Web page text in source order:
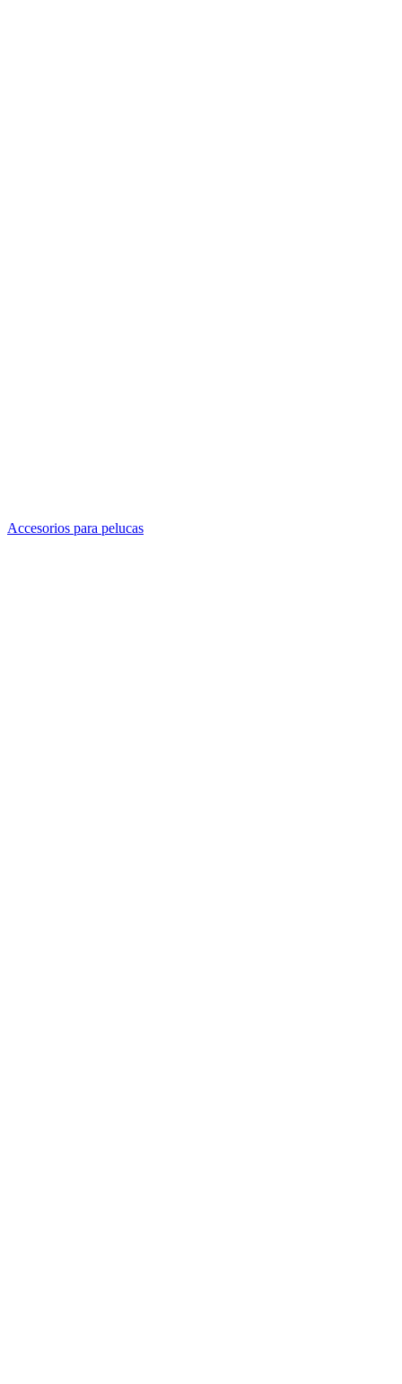
Accesorios para pelucas